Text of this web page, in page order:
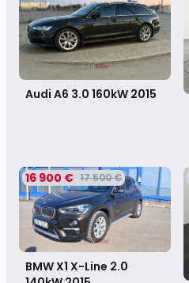
Audi A6 3.0 160kW 2015
16 900 € 17 500 €
BMW X1 X-Line 2.0